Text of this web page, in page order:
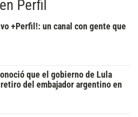
Perfil
+Perfil!: un canal con gente que
que el gobierno de Lula
del embajador argentino en